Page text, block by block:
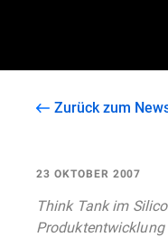
Zurück zum
23 OKTOBER 2007
Think Tank im